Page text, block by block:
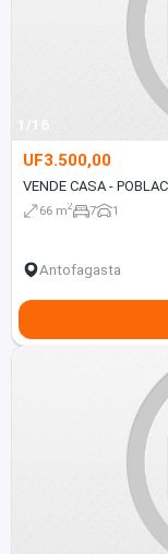
1/16
UF3.500,00
VENDE CASA -
66 m2 7 1
Antofagasta